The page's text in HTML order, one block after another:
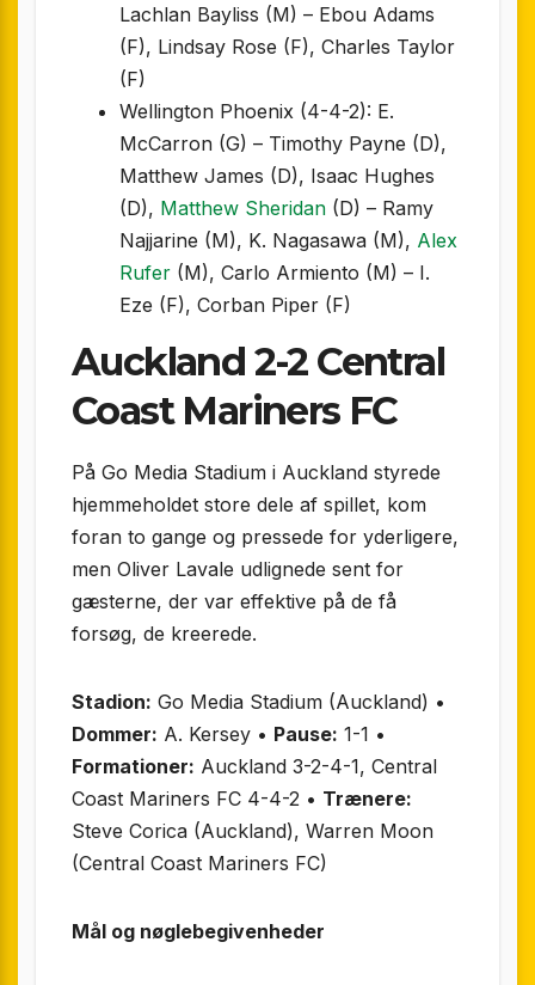
Lachlan Bayliss (M) – Ebou Adams
(F), Lindsay Rose (F), Charles Taylor
(F)
Wellington Phoenix (4-4-2): E.
McCarron (G) – Timothy Payne (D),
Matthew James (D), Isaac Hughes
(D), Matthew Sheridan (D) – Ramy
Najjarine (M), K. Nagasawa (M), Alex
Rufer (M), Carlo Armiento (M) – I.
Eze (F), Corban Piper (F)
Auckland 2-2 Central
Coast Mariners FC
På Go Media Stadium i Auckland styrede
hjemmeholdet store dele af spillet, kom
foran to gange og pressede for yderligere,
men Oliver Lavale udlignede sent for
gæsterne, der var effektive på de få
forsøg, de kreerede.
Stadion: Go Media Stadium (Auckland) •
Dommer: A. Kersey • Pause: 1-1 •
Formationer: Auckland 3-2-4-1, Central
Coast Mariners FC 4-4-2 • Trænere:
Steve Corica (Auckland), Warren Moon
(Central Coast Mariners FC)
Mål og nøglebegivenheder